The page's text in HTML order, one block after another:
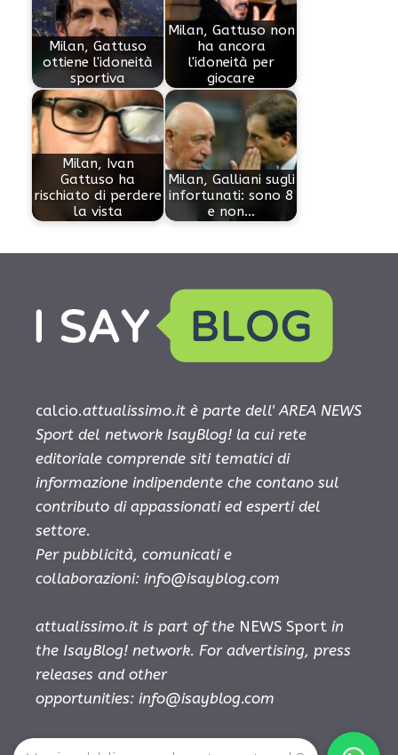
Milan, Gattuso
ottiene l'idoneità
sportiva
Milan, Gattuso non
ha ancora
l'idoneità per
giocare
Milan, Ivan
Gattuso ha
rischiato di perdere
la vista
Milan, Galliani sugli
infortunati: sono 8
e non…
calcio.attualissimo.it è parte dell' AREA NEWS
Sport del network IsayBlog! la cui rete
editoriale comprende siti tematici di
informazione indipendente che contano sul
contributo di appassionati ed esperti del
settore.
Per pubblicità, comunicati e
collaborazioni: info@isayblog.com
attualissimo.it is part of the NEWS Sport in
the IsayBlog! network. For advertising, press
releases and other
opportunities: info@isayblog.com